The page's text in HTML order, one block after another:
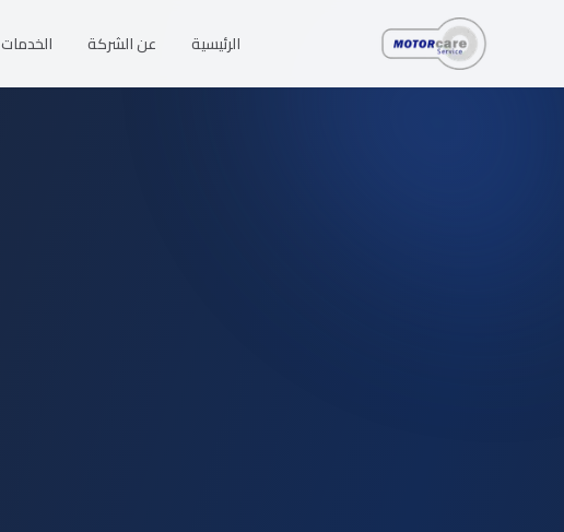
تخطّى إلى المحتوى
الرئيسية عن الشركة الخدمات